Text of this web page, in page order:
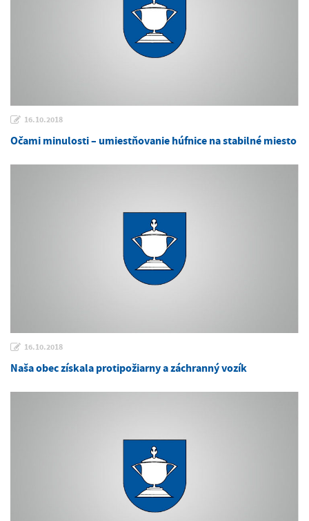
16.10.2018
Očami minulosti – umiestňovanie húfnice na stabilné miesto
16.10.2018
Naša obec získala protipožiarny a záchranný vozík